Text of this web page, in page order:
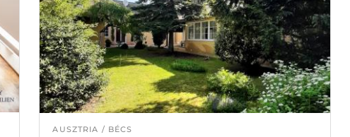
AUSZTRIA BÉCS